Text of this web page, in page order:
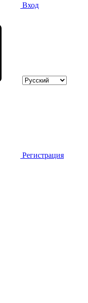
Вход
Регистрация